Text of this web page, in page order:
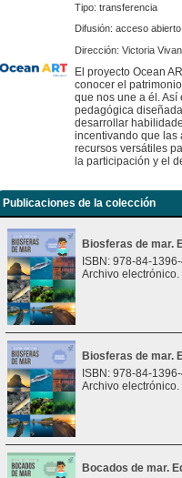
Tipo: transferencia
Difusión: acceso abierto
Dirección: Victoria
El proyecto Ocean
conocer el
que nos une a él.
pedagógica
desarrollar
incentivando que las
recursos versátiles
la participación y el
Publicaciones de la colección
Biosferas de mar.
ISBN: 978-84-
Archivo electrónico.
Biosferas de mar.
ISBN: 978-84-
Archivo electrónico.
Bocados de mar.